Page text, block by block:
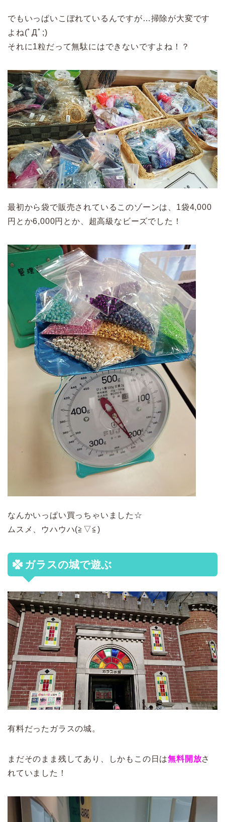
でもいっぱいこぼれているんですが…掃除が大変です
よね(ﾟДﾟ;)
それに1粒だって無駄にはできないですよね！？
最初から袋で販売されているこのゾーンは、1袋4,000
円とか6,000円とか、超高級なビーズでした！
なんかいっぱい買っちゃいました☆
ムスメ、ウハウハ(≧▽≦)
ガラスの城で遊ぶ
有料だったガラスの城。
まだそのまま残してあり、しかもこの日は無料開放さ
れていました！